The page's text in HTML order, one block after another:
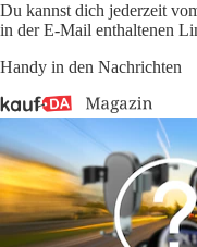
Du kannst dich jederzeit
in der E-Mail enthaltenen
Handy in den Nachrichten